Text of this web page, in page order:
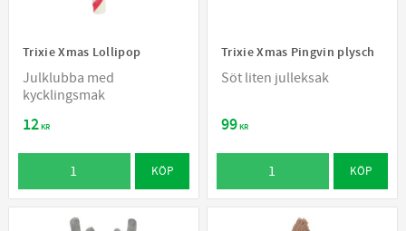
Trixie Xmas Lollipop
Julklubba med
kycklingsmak
12KR
KÖP
Trixie Xmas Pingvin plysch
Söt liten julleksak
99KR
KÖP